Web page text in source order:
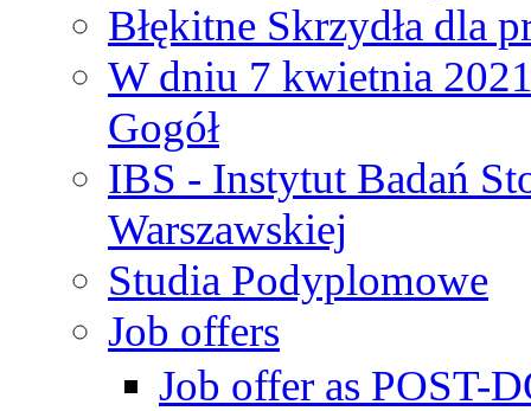
Błękitne Skrzydła dla
W dniu 7 kwietnia
Gogół
IBS - Instytut Badań
Warszawskiej
Studia Podyplomowe
Job offers
Job offer as POST-